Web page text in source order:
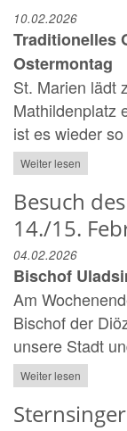
10.02.2026
Traditionelles
Ostermontag
St. Marien lädt
Mathildenplatz
ist es wieder
Weiter lesen
Besuch
14./15.
04.02.2026
Bischof
Am
Bischof der
unsere Stadt
Weiter lesen